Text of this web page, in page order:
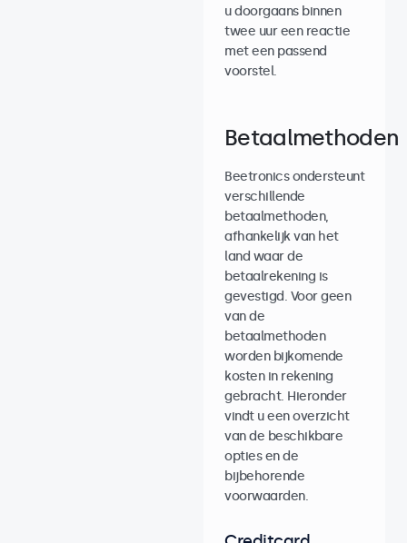
u doorgaans binnen
twee uur een reactie
met een passend
voorstel.
Betaalmethoden
Beetronics ondersteunt
verschillende
betaalmethoden,
afhankelijk van het
land waar de
betaalrekening is
gevestigd. Voor geen
van de
betaalmethoden
worden bijkomende
kosten in rekening
gebracht. Hieronder
vindt u een overzicht
van de beschikbare
opties en de
bijbehorende
voorwaarden.